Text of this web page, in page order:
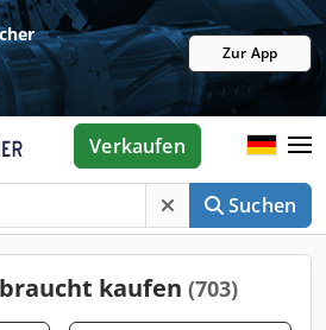
Zur App
Suchen
Verkaufen
kaufen (703)